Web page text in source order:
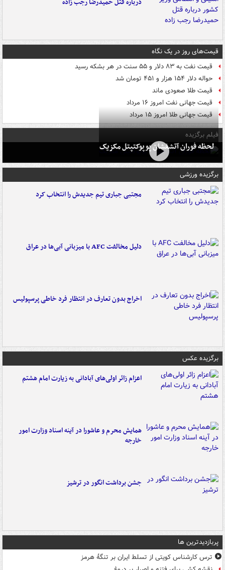
قیمت‌های روز در یک نگاه
قیمت نفت به ۸۳ دلار و ۵۵ سنت در هر بشکه رسید
حواله دلار ۱۵۴ هزار و ۴۵۱ تومان شد
قیمت طلا صعودی ماند
قیمت جهانی نفت امروز ۱۶ مرداد
قیمت جهانی طلا امروز ۱۵ مرداد
فیلم برگزیده
لحظه فوران آتشفشان پوپوکتپتل مکزیک
برگزیده ورزشی
مجتبی جباری تیم جدیدش را انتخاب کرد
دلیل مخالفت AFC با میزبانی آبی‌ها در عراق
اخراج بدون تعارف در انتظار فرد خاطی پرسپولیس
برگزیده عکس
اعزام زائر اولی‌های آبادانی به زیارت امام هشتم
همایش محرم و عاشورا در آینه اسناد وزارت امور
خارجه
جشن برداشت انگور در ترشیز
پربازدیدترین ها
ترس کارشناس کویتی از تسلط ایران بر تنگۀ هرمز